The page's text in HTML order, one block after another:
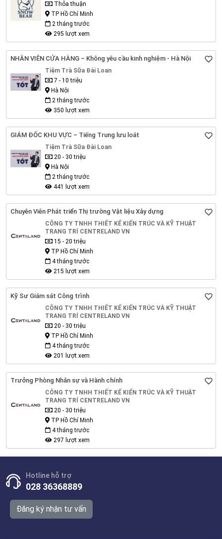
Thỏa thuận
TP Hồ Chí Minh
2 tháng trước
295 lượt xem
NHÂN VIÊN CỬA HÀNG – Không yêu cầu kinh nghiệm - Hà Nội
Tiệm Trà Sữa Đài Loan
7 - 10 triệu
Hà Nội
2 tháng trước
350 lượt xem
GIÁM ĐỐC KHU VỰC – Tiếng Trung lưu loát
Tiệm Trà Sữa Đài Loan
20 - 30 triệu
Hà Nội
2 tháng trước
441 lượt xem
Chuyên Viên Phát triển Thị trường Vật liệu Xây dựng
CÔNG TY TNHH THIẾT KẾ KIẾN TRÚC VÀ KỸ THUẬT
TRANG TRÍ CENTRELAND VN
15 - 20 triệu
TP Hồ Chí Minh
4 tháng trước
215 lượt xem
Kỹ Sư Giám sát Công trình
CÔNG TY TNHH THIẾT KẾ KIẾN TRÚC VÀ KỸ THUẬT
TRANG TRÍ CENTRELAND VN
20 - 30 triệu
TP Hồ Chí Minh
4 tháng trước
201 lượt xem
Trưởng Phòng Nhân sự và Hành chính
CÔNG TY TNHH THIẾT KẾ KIẾN TRÚC VÀ KỸ THUẬT
TRANG TRÍ CENTRELAND VN
20 - 30 triệu
TP Hồ Chí Minh
4 tháng trước
297 lượt xem
Hotline hỗ trợ
028 36368889
Đăng ký nhận tư vấn